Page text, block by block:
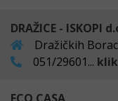
DRAŽICE - ISKOPI
Dražičkih
051/29601...